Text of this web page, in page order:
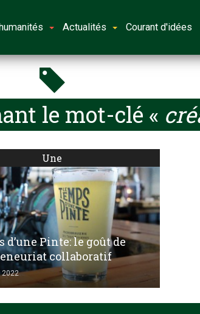
Actualités Courant d'idées
le mot-clé «
Une
d’une Pinte: le goût de
collaboratif
2022